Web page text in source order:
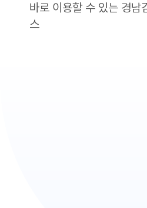
바로 이용할 수 있는 경남
스